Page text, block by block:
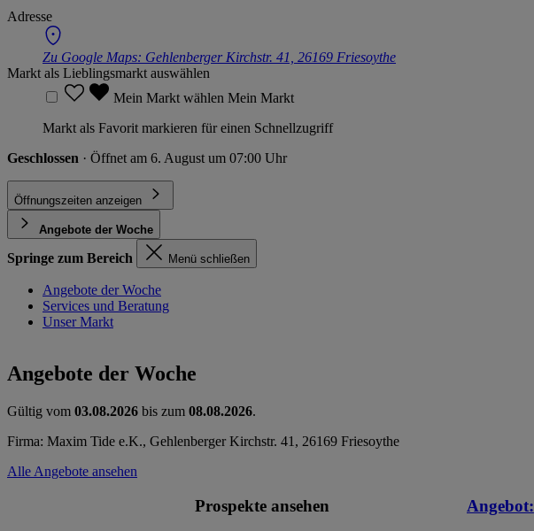
Adresse
Zu Google Maps: Gehlenberger Kirchstr. 41, 26169 Friesoythe
Markt als Lieblingsmarkt auswählen
Mein Markt wählen Mein Markt
Markt als Favorit markieren für einen Schnellzugriff
Geschlossen · Öffnet am 6. August um 07:00 Uhr
Öffnungszeiten anzeigen
Angebote der Woche
Springe zum Bereich Menü schließen
Angebote der Woche
Services und Beratung
Unser Markt
Angebote der Woche
Gültig vom 03.08.2026 bis zum 08.08.2026.
Firma: Maxim Tide e.K., Gehlenberger Kirchstr. 41, 26169 Friesoythe
Alle Angebote ansehen
Prospekte ansehen Angebot: